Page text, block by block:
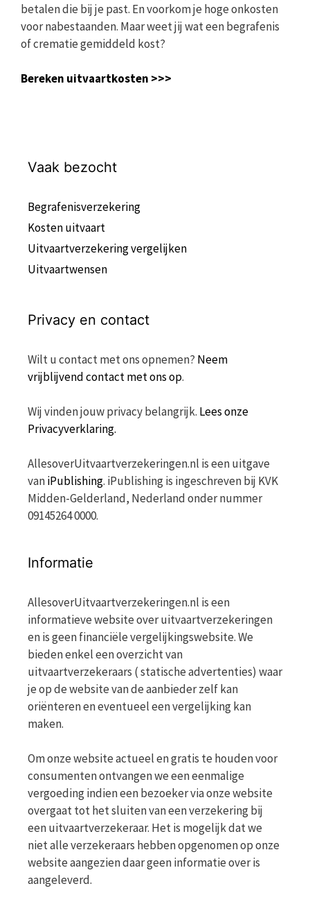
betalen die bij je past. En voorkom je hoge onkosten
voor nabestaanden. Maar weet jij wat een begrafenis
of crematie gemiddeld kost?
Bereken uitvaartkosten >>>
Vaak bezocht
Begrafenisverzekering
Kosten uitvaart
Uitvaartverzekering vergelijken
Uitvaartwensen
Privacy en contact
Wilt u contact met ons opnemen? Neem
vrijblijvend contact met ons op.
Wij vinden jouw privacy belangrijk. Lees onze
Privacyverklaring.
AllesoverUitvaartverzekeringen.nl is een uitgave
vaniPublishing. iPublishing is ingeschreven bij KVK
Midden-Gelderland, Nederland onder nummer
09145264 0000.
Informatie
AllesoverUitvaartverzekeringen.nl is een
informatieve website over uitvaartverzekeringen
en is geen financiële vergelijkingswebsite. We
bieden enkel een overzicht van
uitvaartverzekeraars ( statische advertenties) waar
je op de website van de aanbieder zelf kan
oriënteren en eventueel een vergelijking kan
maken.
Om onze website actueel en gratis te houden voor
consumenten ontvangen we een eenmalige
vergoeding indien een bezoeker via onze website
overgaat tot het sluiten van een verzekering bij
een uitvaartverzekeraar. Het is mogelijk dat we
niet alle verzekeraars hebben opgenomen op onze
website aangezien daar geen informatie over is
aangeleverd.